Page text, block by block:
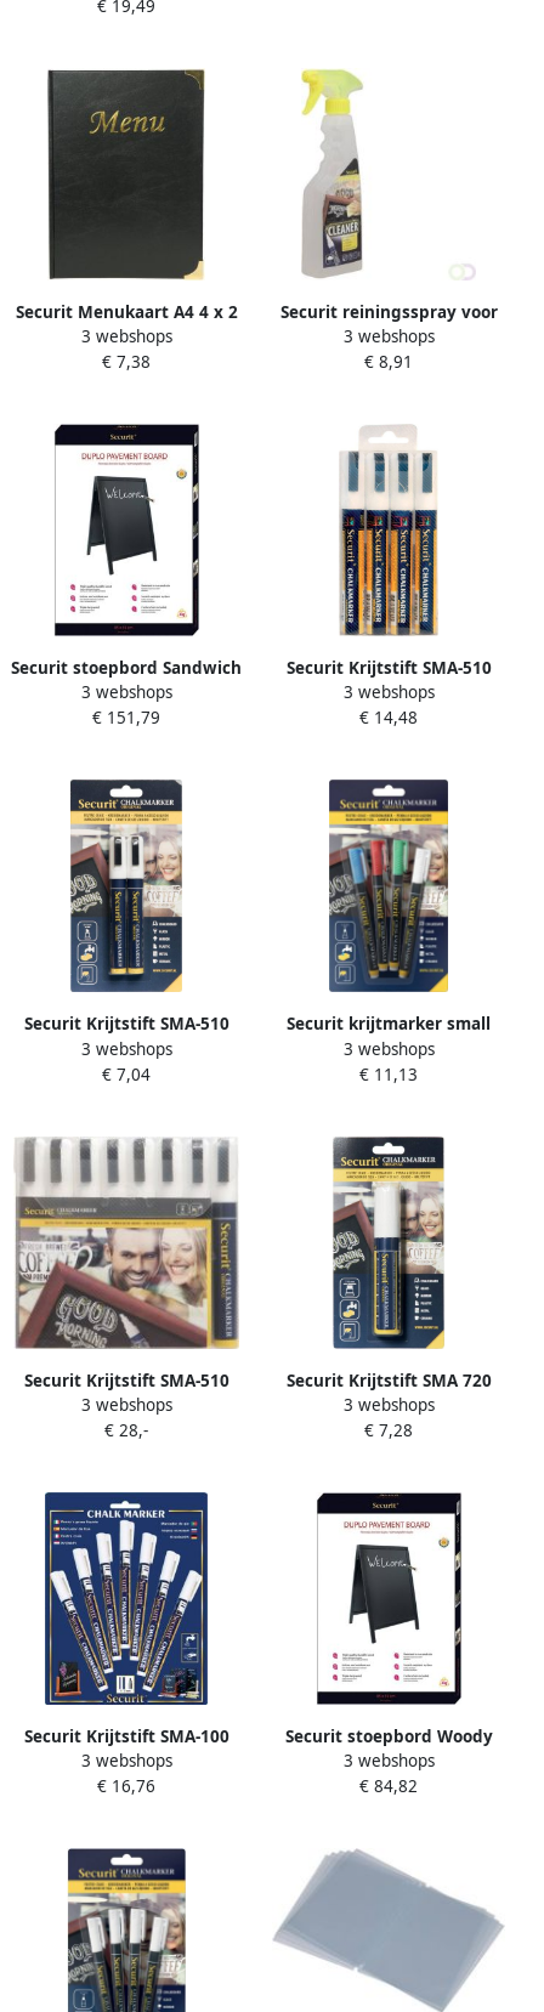
accessoires Prikborden
€ 19,49
Securit Menukaart A4 4 x 2
tassen zwart
3 webshops
€ 7,38
Securit reiningsspray voor
krijt- en glasborden flacon
van 500 ml
3 webshops
€ 8,91
Securit stoepbord Sandwich
ft 70 x 125 cm zwart
3 webshops
€ 151,79
Securit Krijtstift SMA-510
schuin wit 2-6mm blister Ã
4 stuks
3 webshops
€ 14,48
Securit Krijtstift SMA-510
schuin wit 2-6mm blister Ã
2 stuks
3 webshops
€ 7,04
Securit krijtmarker small
blister met 4 stuks in
geassorteerde kleuren
3 webshops
€ 11,13
Securit Krijtstift SMA-510
schuin wit 2-6mm blister Ã
8 stuks
3 webshops
€ 28,-
Securit Krijtstift SMA 720
blok wit 7 15mm blister
3 webshops
€ 7,28
Securit Krijtstift SMA-100
rond wit 1-2mm blister Ã 7
stuks
3 webshops
€ 16,76
Securit stoepbord Woody
zwart ft 55 x 85 cm
3 webshops
€ 84,82